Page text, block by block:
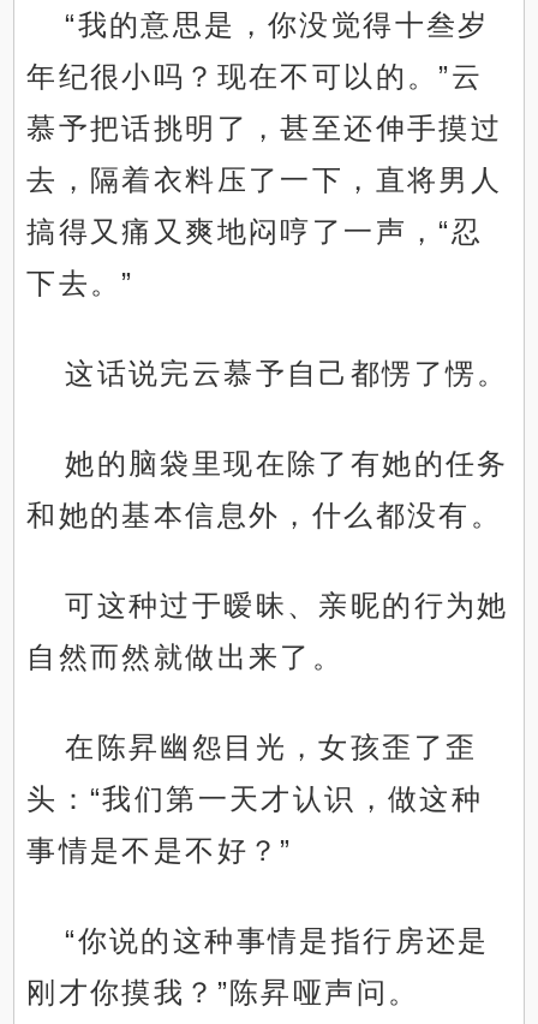
“我的意思是，你没觉得十叁岁
年纪很小吗？现在不可以的。”云
慕予把话挑明了，甚至还伸手摸过
去，隔着衣料压了一下，直将男人
搞得又痛又爽地闷哼了一声，“忍
下去。”
这话说完云慕予自己都愣了愣。
她的脑袋里现在除了有她的任务
和她的基本信息外，什么都没有。
可这种过于暧昧、亲昵的行为她
自然而然就做出来了。
在陈昇幽怨目光，女孩歪了歪
头：“我们第一天才认识，做这种
事情是不是不好？”
“你说的这种事情是指行房还是
刚才你摸我？”陈昇哑声问。